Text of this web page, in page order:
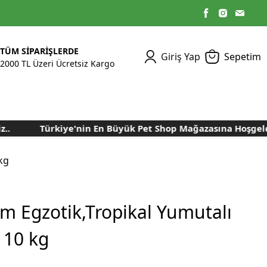
TÜM SİPARİŞLERDE
2000 TL Üzeri Ücretsiz Kargo
Giriş Yap Sepetim
Kümes Ekipmanları
Aydınlatma Sistemleri
Makineleri
Nem Alma Makineleri
Nem ve Isı Ölçer
Cihazları
Kuluçka Malzemeleri
Kedi Yaş Mamaları
Bakım Sağlık
Tasmalar
Bakım Sağlık
Tavşan Yemleri
Türkiye'nin En Büyük Pet Shop Mağazasına
Egzotik,Tropikal Yumutalı
kg